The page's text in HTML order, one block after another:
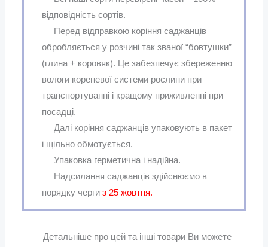
відповідність сортів.
Перед відправкою коріння саджанців
обробляється у розчині так званої “бовтушки”
(глина + коровяк). Це забезпечує збереженню
вологи кореневої системи рослини при
транспортуванні і кращому приживленні при
посадці.
Далі коріння саджанців упаковують в пакет
і щільно обмотується.
Упаковка герметична і надійна.
Надсилання саджанців здійснюємо в
порядку черги з 25 жовтня.
Детальніше про цей та інші товари Ви можете